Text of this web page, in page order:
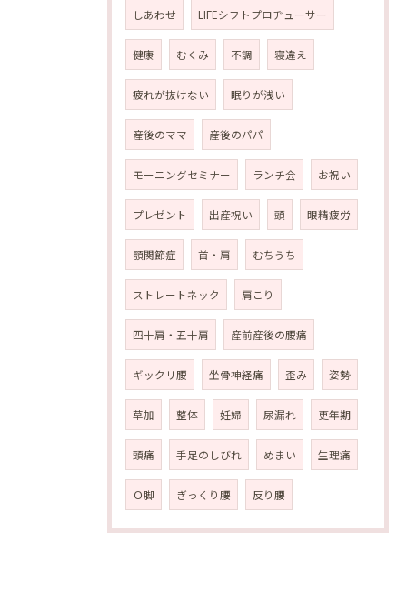
しあわせ LIFEシフトプロヂューサー
健康 むくみ 不調 寝違え
疲れが抜けない 眠りが浅い
産後のママ 産後のパパ
モーニングセミナー ランチ会 お祝い
プレゼント 出産祝い 頭 眼精疲労
顎関節症 首・肩 むちうち
ストレートネック 肩こり
四十肩・五十肩 産前産後の腰痛
ギックリ腰 坐骨神経痛 歪み 姿勢
草加 整体 妊婦 尿漏れ 更年期
頭痛 手足のしびれ めまい 生理痛
Ｏ脚 ぎっくり腰 反り腰